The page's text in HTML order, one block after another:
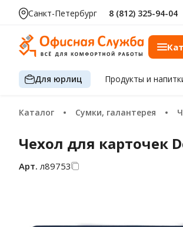
Санкт-Петербург 8 (812) 325-94-04
Для юрлиц Продуктыи
Каталог Сумки, галантерея
Чехол для карточек
Арт. л89753